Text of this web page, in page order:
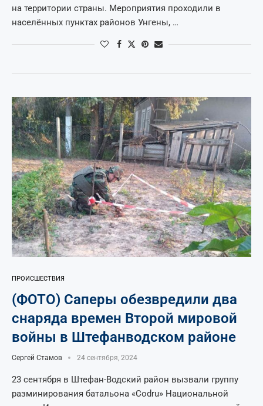
на территории страны. Мероприятия проходили в
населённых пунктах районов Унгены, …
ПРОИСШЕСТВИЯ
(ФОТО) Саперы обезвредили два
снаряда времен Второй мировой
войны в Штефанводском районе
Сергей Стамов 24 сентября, 2024
23 сентября в Штефан-Водский район вызвали группу
разминирования батальона «Codru» Национальной